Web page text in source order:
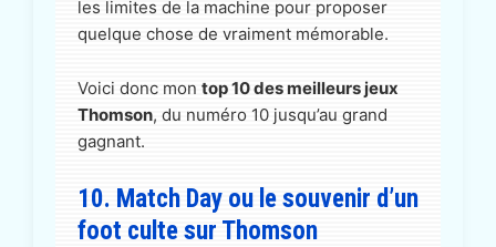
les limites de la machine pour proposer
quelque chose de vraiment mémorable.
Voici donc mon top 10 des meilleurs jeux
Thomson, du numéro 10 jusqu’au grand
gagnant.
10. Match Day ou le souvenir d’un
foot culte sur Thomson